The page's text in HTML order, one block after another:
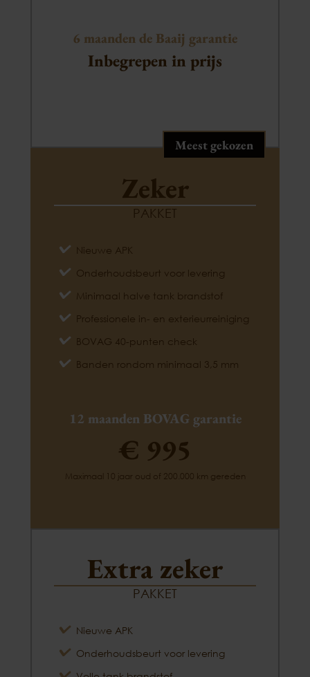
6 maanden de Baaij garantie
Inbegrepen in prijs
Meest gekozen
Zeker
PAKKET
Nieuwe APK
Onderhoudsbeurt voor levering
Minimaal halve tank brandstof
Professionele in- en exterieurreiniging
BOVAG 40-punten check
Banden rondom minimaal 3,5 mm
12 maanden BOVAG garantie
€ 995
Maximaal 10 jaar oud of 200.000 km gereden
Extra zeker
PAKKET
Nieuwe APK
Onderhoudsbeurt voor levering